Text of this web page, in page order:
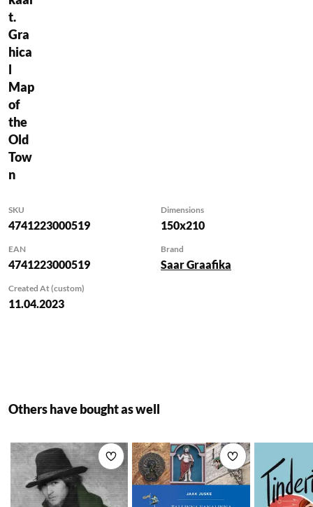
t.
Gra
hica
l
Map
of
the
Old
Tow
n
SKU
4741223000519
Dimensions
150x210
EAN
4741223000519
Brand
Saar Graafika
Created At (custom)
11.04.2023
Others have bought as well
Add to wishlist Add to wishlist